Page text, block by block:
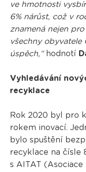
ve hmotnosti
6% nárůst, což v
znamená nejen
všechny obyvatele
úspěch,“hodnotí
Vyhledávání
recyklace
Rok 2020 byl pro
rokem inovací.
bylo spuštění
recyklace na čísle
s AITAT